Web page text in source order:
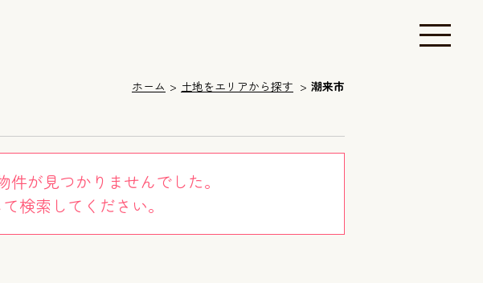
ホーム 土地をエリアから探す 潮来市
が見つかりませんでした。
検索してください。